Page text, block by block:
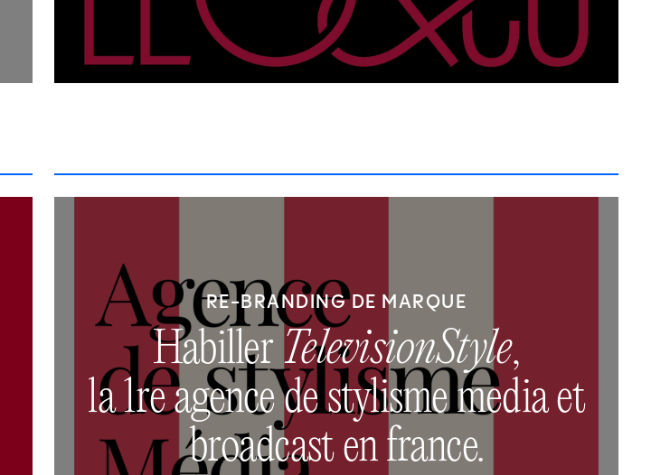
RE-BRANDING DE MARQUE
HabillerTelevisionStyle,
la 1re agence de stylisme media et
broadcast en france.